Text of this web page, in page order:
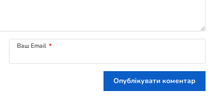
Ваш Email *
Опублікувати коментар